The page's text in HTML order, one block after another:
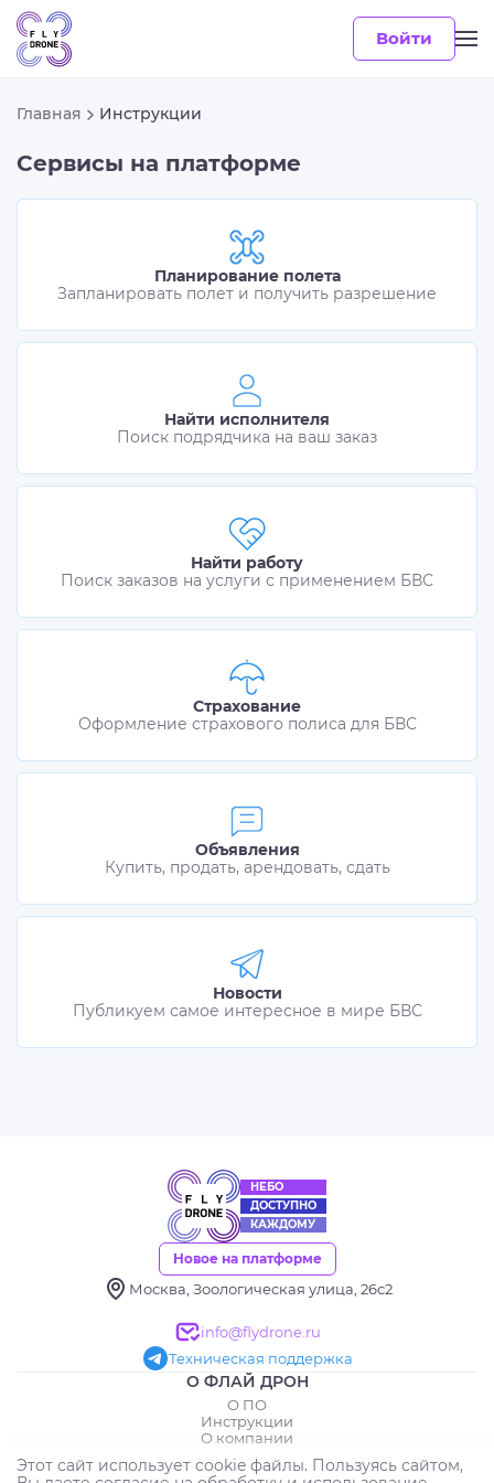
Войти
Главная Инструкции
Сервисы на платформе
Планирование полета
Запланировать полет и получить разрешение
Найти исполнителя
Поиск подрядчика на ваш заказ
Найти работу
Поиск заказов на услуги с применением БВС
Страхование
Оформление страхового полиса для БВС
Объявления
Купить, продать, арендовать, сдать
Новости
Публикуем самое интересное в мире БВС
НЕБО
ДОСТУПНО
КАЖДОМУ
Новое на платформе
Москва, Зоологическая улица, 26с2
info@flydrone.ru
Техническая поддержка
О ФЛАЙ ДРОН
О ПО
Инструкции
О компании
ИНФОРМАЦИЯ
Этот сайт использует cookie файлы. Пользуясь сайтом,